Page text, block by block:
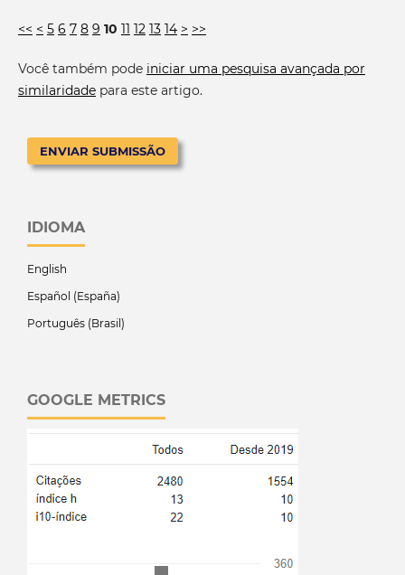
<< < 5 6 7 8 9 10 11 12 13 14 > >>
Você também pode iniciar uma pesquisa avançada por
similaridadepara este artigo.
ENVIAR SUBMISSÃO
IDIOMA
English
Español (España)
Português (Brasil)
GOOGLE METRICS